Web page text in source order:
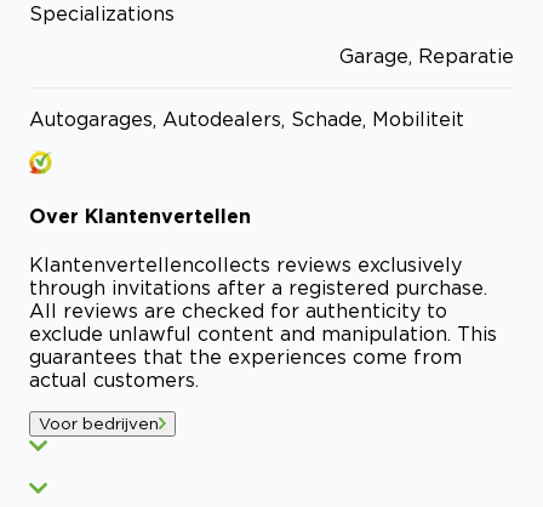
Specializations
Garage, Reparatie
Autogarages, Autodealers, Schade, Mobiliteit
Over Klantenvertellen
Klantenvertellencollects reviews exclusively
through invitations after a registered purchase.
All reviews are checked for authenticity to
exclude unlawful content and manipulation. This
guarantees that the experiences come from
actual customers.
Voor bedrijven